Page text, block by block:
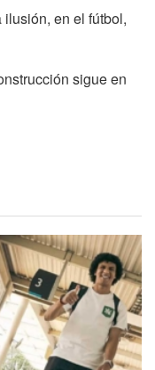
en el fútbol,
sigue en